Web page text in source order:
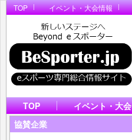
TOP イベント・大会情報
TOP イベント・大会
協賛企業